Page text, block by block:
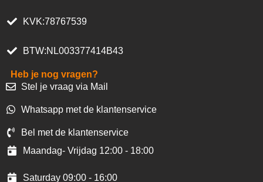
KVK:78767539
BTW:NL003377414B43
Heb je nog vragen?
Stel je vraag via Mail
Whatsapp met de klantenservice
Bel met de klantenservice
Maandag- Vrijdag 12:00 - 18:00
Saturday 09:00 - 16:00